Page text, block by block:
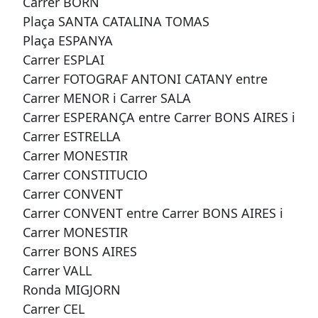
Plaça SANTA CATALINA TOMAS
Plaça ESPANYA
Carrer ESPLAI
Carrer FOTOGRAF ANTONI CATANY entre
Carrer MENOR i Carrer SALA
Carrer ESPERANÇA entre Carrer BONS AIRES i
Carrer ESTRELLA
Carrer MONESTIR
Carrer CONSTITUCIO
Carrer CONVENT
Carrer CONVENT entre Carrer BONS AIRES i
Carrer MONESTIR
Carrer BONS AIRES
Carrer VALL
Ronda MIGJORN
Carrer CEL